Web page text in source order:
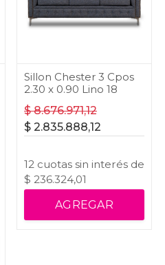
Sillon Chester 3 Cpos
2.30 x 0.90 Lino 18
$8.676.971,12
$ 2.835.888,12
12 cuotas sin interés de
$ 236.324,01
AGREGAR